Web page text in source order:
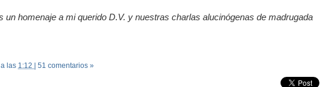
un homenaje a mi querido D.V. y nuestras charlas alucinógenas de madrugada
a las 1:12 | 51 comentarios »